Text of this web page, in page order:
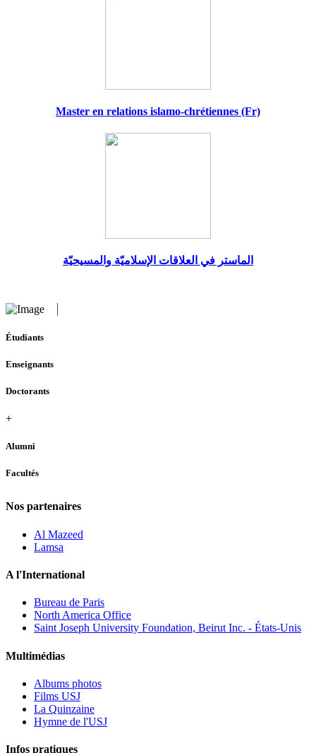
Master en relations islamo-chrétiennes (Fr)
الماستر في العلاقات الإسلاميّة والمسيحيّة
Étudiants
Enseignants
Doctorants
+
Alumni
Facultés
Nos partenaires
Al Mazeed
Lamsa
A l'International
Bureau de Paris
North America Office
Saint Joseph University Foundation, Beirut Inc. - États-Unis
Multimédias
Albums photos
Films USJ
La Quinzaine
Hymne de l'USJ
Infos pratiques